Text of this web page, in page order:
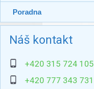
Poradna
Náš kontakt
+420 315 724 105
+420 777 343 731